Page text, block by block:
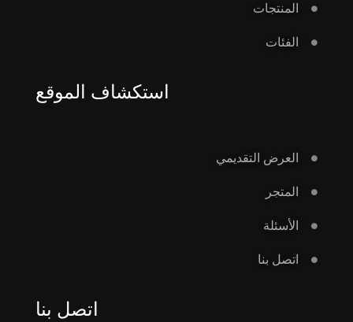
المنتجات
الفئات
استكشاف الموقع
العرض التقديمي
المتجر
الأسئلة
اتصل بنا
اتصل بنا